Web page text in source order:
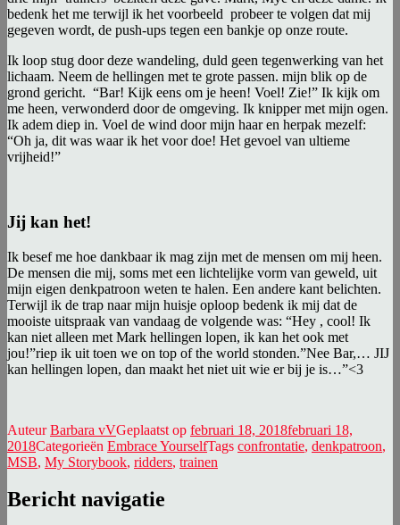
bedenk het me terwijl ik het voorbeeld probeer te volgen dat mij
gegeven wordt, de push-ups tegen een bankje op onze route.
Ik loop stug door deze wandeling, duld geen tegenwerking van het
lichaam. Neem de hellingen met te grote passen. mijn blik op de
grond gericht. “Bar! Kijk eens om je heen! Voel! Zie!” Ik kijk om
me heen, verwonderd door de omgeving. Ik knipper met mijn ogen.
Ik adem diep in. Voel de wind door mijn haar en herpak mezelf:
“Oh ja, dit was waar ik het voor doe! Het gevoel van ultieme
vrijheid!”
Jij kan het!
Ik besef me hoe dankbaar ik mag zijn met de mensen om mij heen.
De mensen die mij, soms met een lichtelijke vorm van geweld, uit
mijn eigen denkpatroon weten te halen. Een andere kant belichten.
Terwijl ik de trap naar mijn huisje oploop bedenk ik mij dat de
mooiste uitspraak van vandaag de volgende was: “Hey , cool! Ik
kan niet alleen met Mark hellingen lopen, ik kan het ook met
jou!”riep ik uit toen we on top of the world stonden.”Nee Bar,… JIJ
kan hellingen lopen, dan maakt het niet uit wie er bij je is…”<3
AuteurBarbara vVGeplaatst op februari 18, 2018februari 18,
2018Categorieën Embrace YourselfTags confrontatie, denkpatroon,
MSB, My Storybook, ridders, trainen
Bericht navigatie